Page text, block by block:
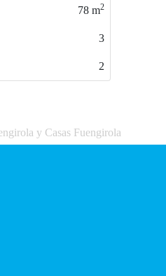
78 m2
3
2
y Casas Fuengirola